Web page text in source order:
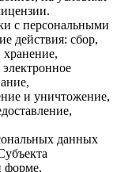
с персональными
действия: сбор,
хранение,
и уничтожение,
данных
форме,